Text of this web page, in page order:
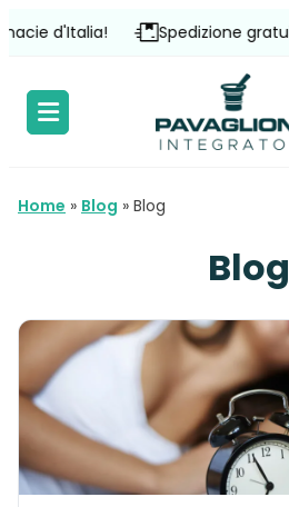
Spedizione gratuita!
Home » Blog » Blog
Blog